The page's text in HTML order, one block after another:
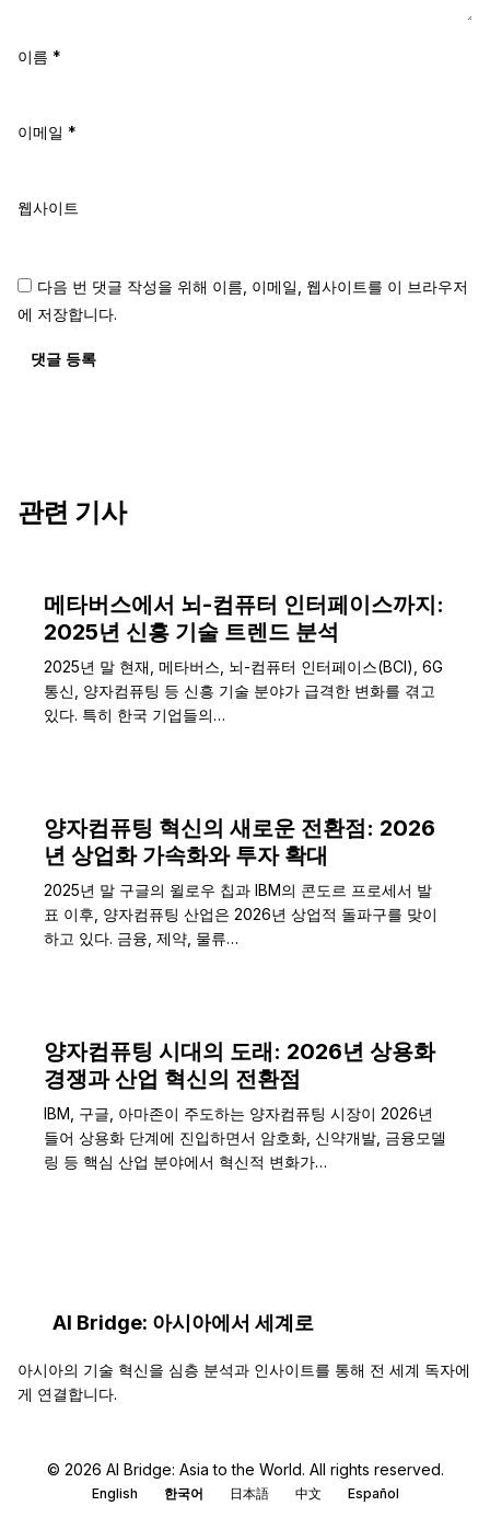
이름 *
이메일 *
웹사이트
다음 번 댓글 작성을 위해 이름, 이메일, 웹사이트를 이 브라우저
에 저장합니다.
댓글 등록
관련 기사
메타버스에서 뇌-컴퓨터 인터페이스까지:
2025년 신흥 기술 트렌드 분석
2025년 말 현재, 메타버스, 뇌-컴퓨터 인터페이스(BCI), 6G
통신, 양자컴퓨팅 등 신흥 기술 분야가 급격한 변화를 겪고
있다. 특히 한국 기업들의…
양자컴퓨팅 혁신의 새로운 전환점: 2026
년 상업화 가속화와 투자 확대
2025년 말 구글의 윌로우 칩과 IBM의 콘도르 프로세서 발
표 이후, 양자컴퓨팅 산업은 2026년 상업적 돌파구를 맞이
하고 있다. 금융, 제약, 물류…
양자컴퓨팅 시대의 도래: 2026년 상용화
경쟁과 산업 혁신의 전환점
IBM, 구글, 아마존이 주도하는 양자컴퓨팅 시장이 2026년
들어 상용화 단계에 진입하면서 암호화, 신약개발, 금융모델
링 등 핵심 산업 분야에서 혁신적 변화가…
AI Bridge: 아시아에서 세계로
아시아의 기술 혁신을 심층 분석과 인사이트를 통해 전 세계 독자에
게 연결합니다.
© 2026 AI Bridge: Asia to the World. All rights reserved.
English 한국어 日本語 中文 Español